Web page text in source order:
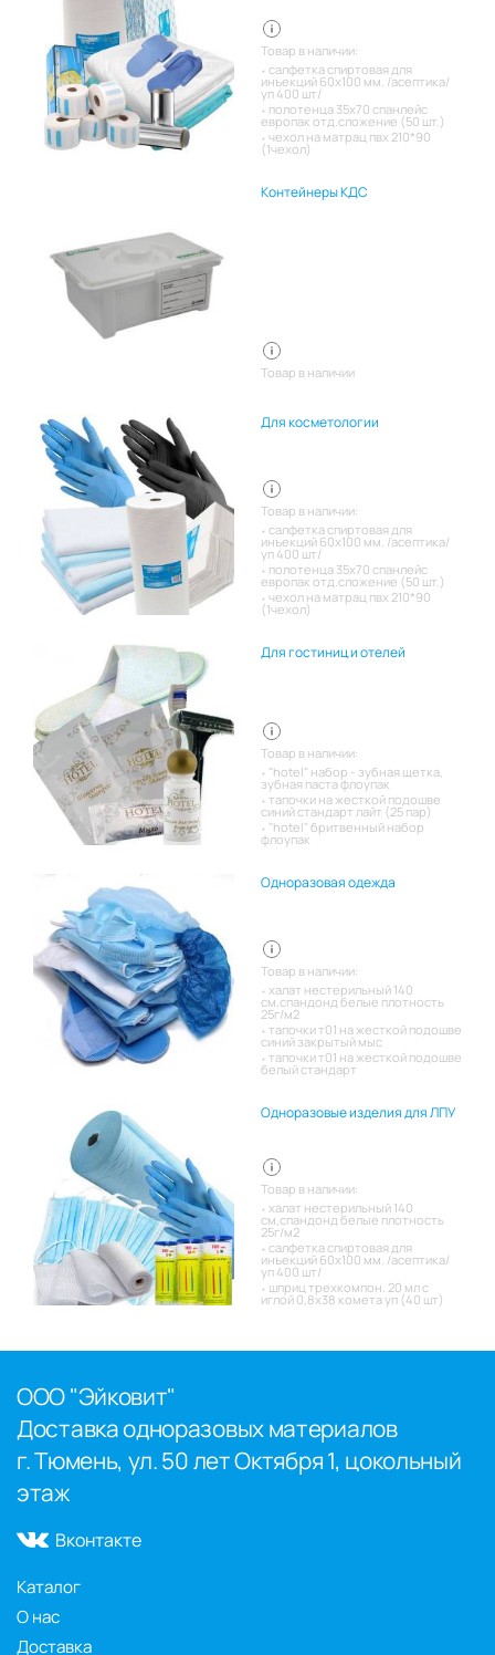
Товар в наличии:
салфетка спиртовая для
инъекций 60х100 мм. /асептика/
уп 400 шт/
полотенца 35х70 спанлейс
европак отд.сложение (50 шт.)
чехол на матрац пвх 210*90
(1чехол)
Контейнеры КДС
Товар в наличии
Для косметологии
Товар в наличии:
салфетка спиртовая для
инъекций 60х100 мм. /асептика/
уп 400 шт/
полотенца 35х70 спанлейс
европак отд.сложение (50 шт.)
чехол на матрац пвх 210*90
(1чехол)
Для гостиниц и отелей
Товар в наличии:
"hotel" набор - зубная щетка,
зубная паста флоупак
тапочки на жесткой подошве
синий стандарт лайт (25 пар)
"hotel" бритвенный набор
флоупак
Одноразовая одежда
Товар в наличии:
халат нестерильный 140
см,спандонд белые плотность
25г/м2
тапочки т01 на жесткой подошве
синий закрытый мыс
тапочки т01 на жесткой подошве
белый стандарт
Одноразовые изделия для ЛПУ
Товар в наличии:
халат нестерильный 140
см,спандонд белые плотность
25г/м2
салфетка спиртовая для
инъекций 60х100 мм. /асептика/
уп 400 шт/
шприц трехкомпон. 20 мл с
иглой 0,8х38 комета уп (40 шт)
ООО "Эйковит"
Доставка одноразовых материалов
г. Тюмень, ул. 50 лет Октября 1, цокольный
этаж
Вконтакте
Каталог
О нас
Доставка